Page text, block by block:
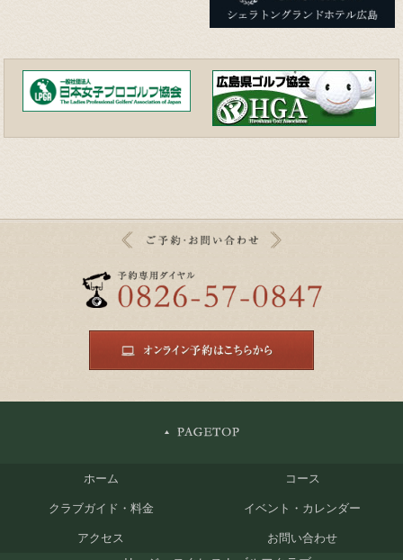
ホーム コース
クラブガイド・料金 イベント・カレンダー
アクセス お問い合わせ